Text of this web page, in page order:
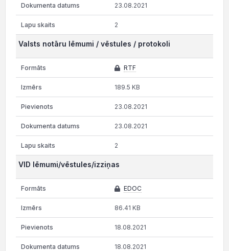
23.08.2021
2
Valsts notāru lēmumi / vēstules / protokoli
RTF
189.5 KB
23.08.2021
23.08.2021
2
VID lēmumi/vēstules/izziņas
EDOC
86.41 KB
18.08.2021
18.08.2021